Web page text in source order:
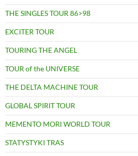
THE SINGLES TOUR 86>98
EXCITER TOUR
TOURING THE ANGEL
TOUR of the UNIVERSE
THE DELTA MACHINE TOUR
GLOBAL SPIRIT TOUR
MEMENTO MORI WORLD TOUR
STATYSTYKI TRAS